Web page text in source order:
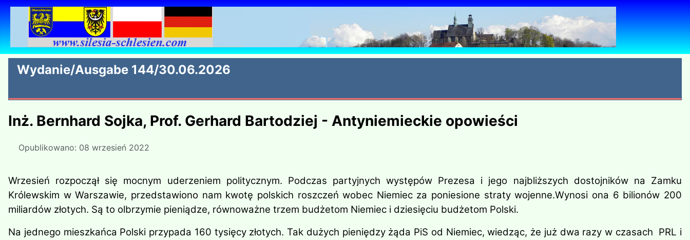
Wydanie/Ausgabe 144/30.06.2026
Inż. Bernhard Sojka, Prof. Gerhard Bartodziej - Antyniemieckie opowieści
Opublikowano: 08 wrzesień 2022
Wrzesień rozpoczął się mocnym uderzeniem politycznym. Podczas partyjnych występów Prezesa i jego najbliższych dostojników na Zamku
Królewskim w Warszawie, przedstawiono nam kwotę polskich roszczeń wobec Niemiec za poniesione straty wojenne.Wynosi ona 6 bilionów 200
miliardów złotych. Są to olbrzymie pieniądze, równoważne trzem budżetom Niemiec i dziesięciu budżetom Polski.
Na jednego mieszkańca Polski przypada 160 tysięcy złotych. Tak dużych pieniędzy żąda PiS od Niemiec, wiedząc, że już dwa razy w czasach PRL i